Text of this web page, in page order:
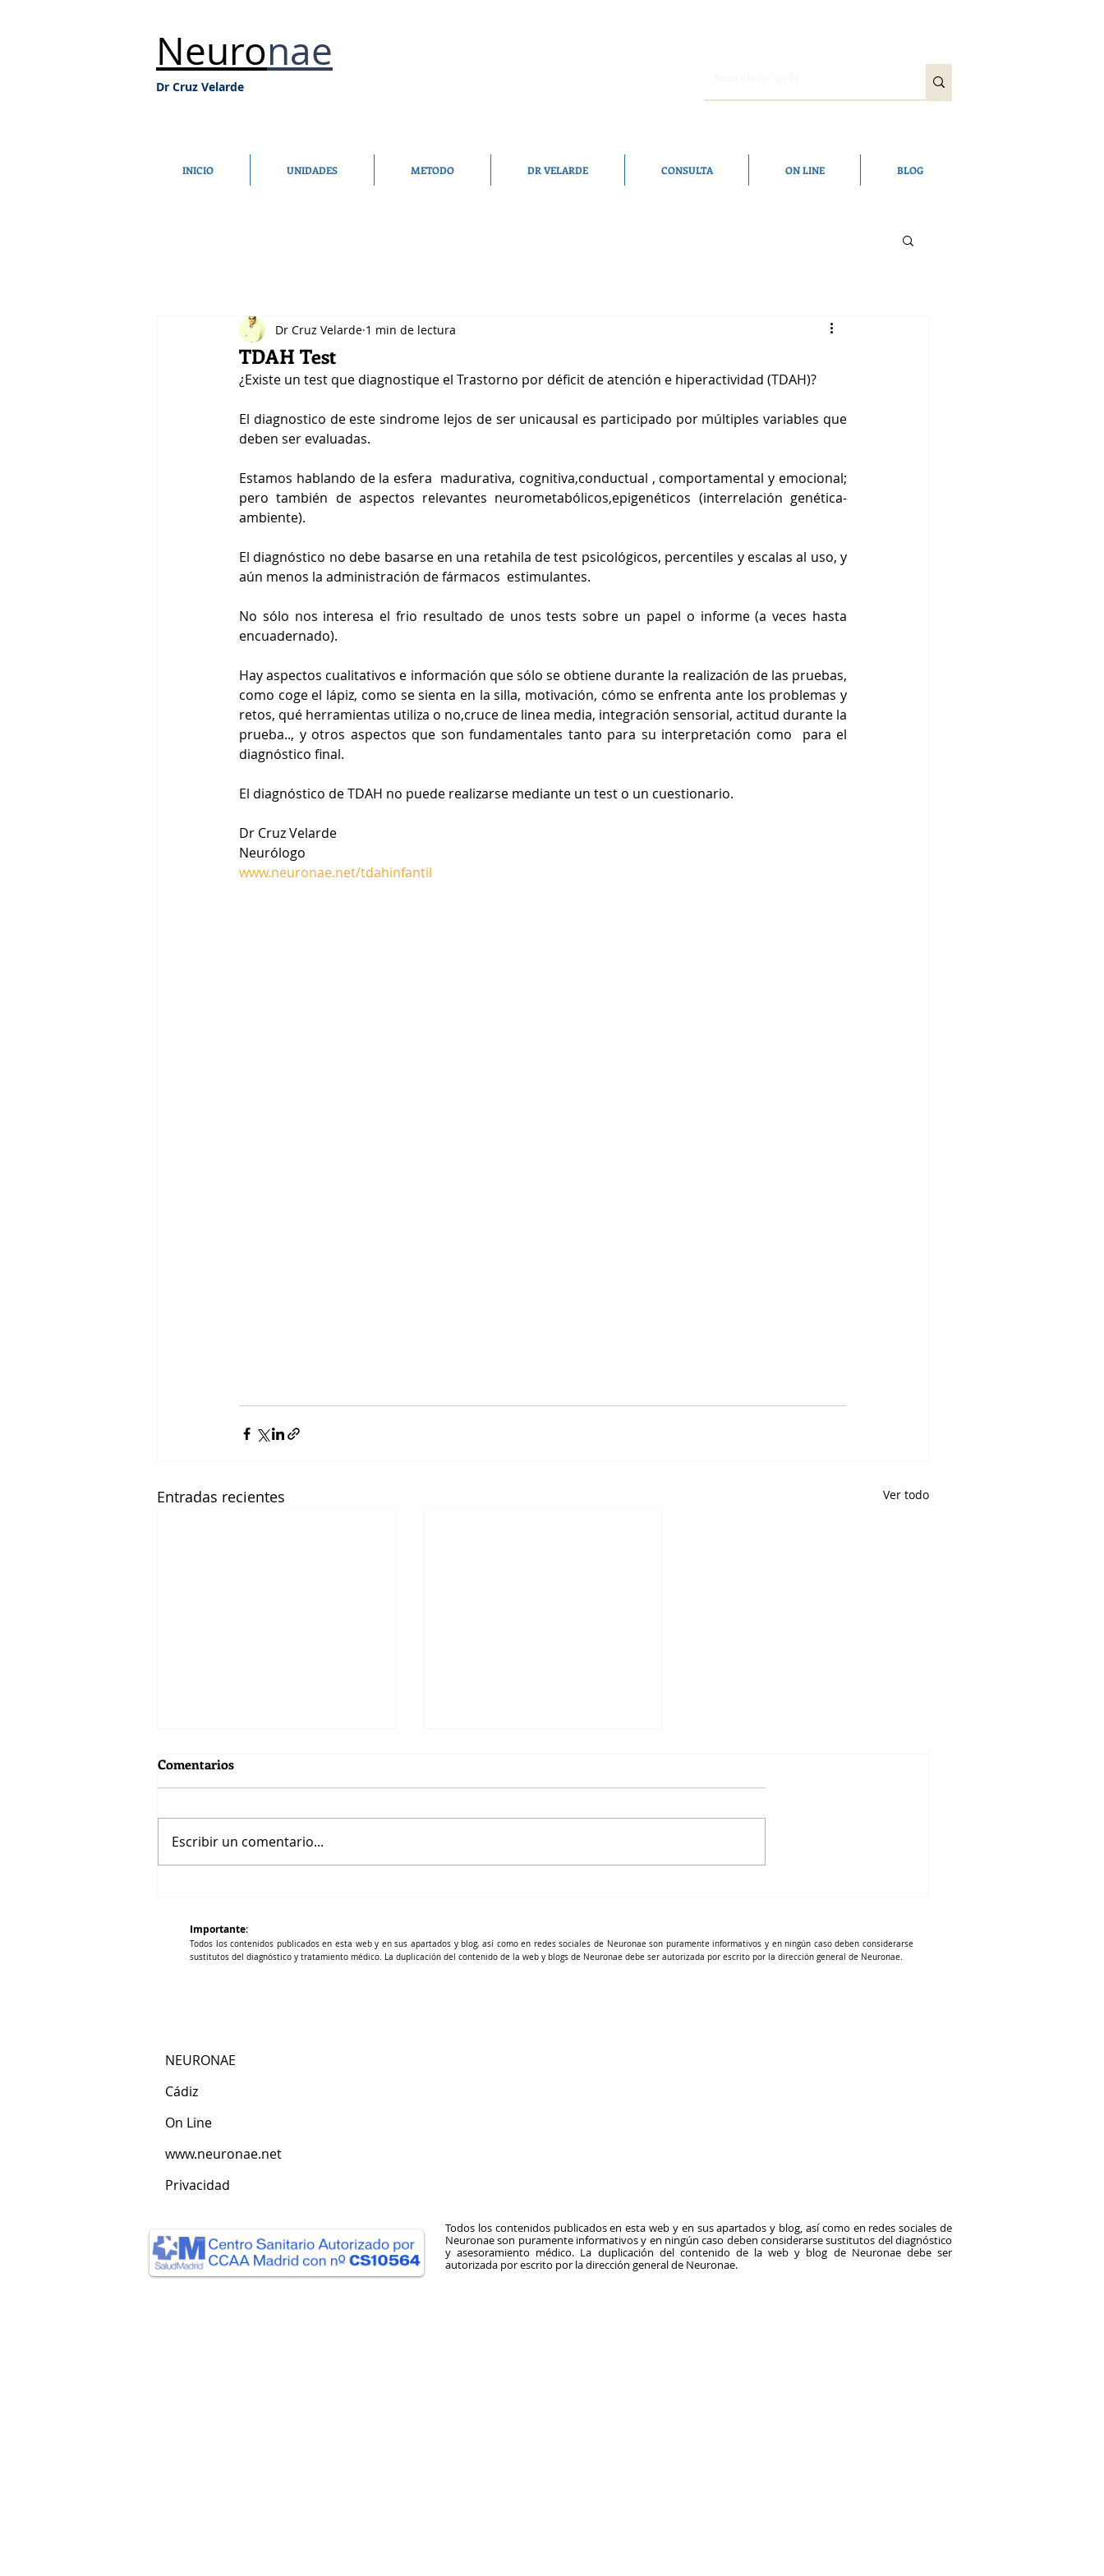
Neuronae
Dr Cruz Velarde
INICIO UNIDADES METODO DR VELARDE CONSULTA ON LINE BLOG
TDAH Test
Dr Cruz Velarde 1 min de lectura
¿Existe un test que diagnostique el Trastorno por déficit de atención e hiperactividad (TDAH)?
El diagnostico de este sindrome lejos de ser unicausal es participado por múltiples variables que
deben ser evaluadas.
Estamos hablando de la esfera  madurativa, cognitiva,conductual , comportamental y emocional;
pero también de aspectos relevantes neurometabólicos,epigenéticos (interrelación genética-
ambiente).
El diagnóstico no debe basarse en una retahila de test psicológicos, percentiles y escalas al uso, y
aún menos la administración de fármacos  estimulantes.
No sólo nos interesa el frio resultado de unos tests sobre un papel o informe (a veces hasta
encuadernado).
Hay aspectos cualitativos e información que sólo se obtiene durante la realización de las pruebas,
como coge el lápiz, como se sienta en la silla, motivación, cómo se enfrenta ante los problemas y
retos, qué herramientas utiliza o no,cruce de linea media, integración sensorial, actitud durante la
prueba.., y otros aspectos que son fundamentales tanto para su interpretación como  para el
diagnóstico final.
El diagnóstico de TDAH no puede realizarse mediante un test o un cuestionario.
Dr Cruz Velarde
Neurólogo
www.neuronae.net/tdahinfantil
Entradas recientes Ver todo
Comentarios
Escribir un comentario...
Importante:
Todos los contenidos publicados en esta web y en sus apartados y blog, así como en redes sociales de Neuronae son puramente informativos y en ningún caso deben considerarse
sustitutos del diagnóstico y tratamiento médico. La duplicación del contenido de la web y blogs de Neuronae debe ser autorizada por escrito por la dirección general de Neuronae.
NEURONAE
Cádiz​
​On Line
www.neuronae.net
Privacidad
Todos los contenidos publicados en esta web y en sus apartados y blog, así como en redes sociales de
Neuronae son puramente informativos y en ningún caso deben considerarse sustitutos del diagnóstico
y asesoramiento médico. La duplicación del contenido de la web y blog de Neuronae debe ser
autorizada por escrito por la dirección general de Neuronae.